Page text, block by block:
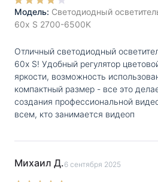
Модель: Светодиодный
60x S 2700-6500K
Отличный светодиодный
60x S! Удобный регулятор
яркости, возможность
компактный размер - все это
создания профессиональной
всем, кто занимается видеоп
Михаил Д.6 сентября 2025